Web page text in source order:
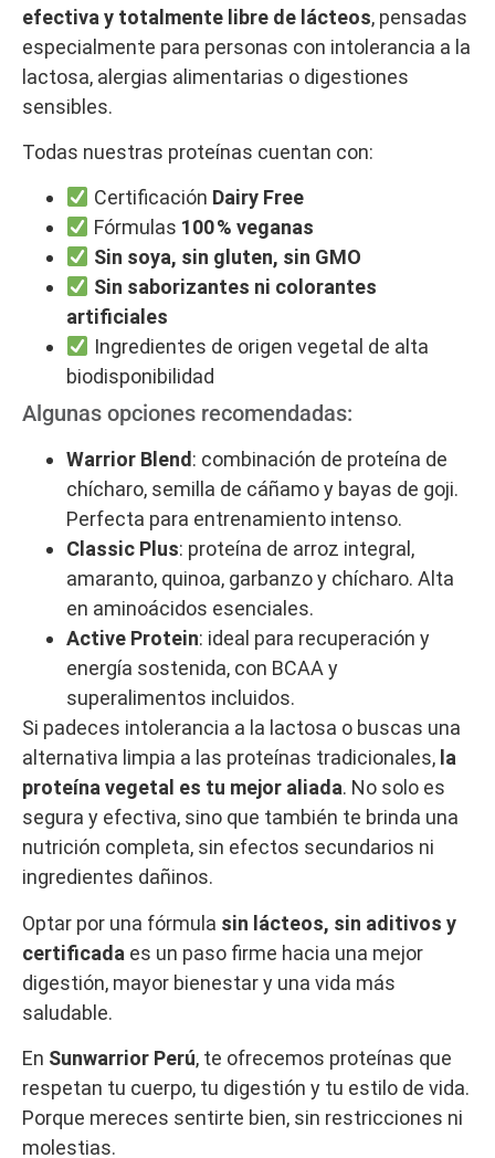
efectiva y totalmente libre de lácteos, pensadas
especialmente para personas con intolerancia a la
lactosa, alergias alimentarias o digestiones
sensibles.
Todas nuestras proteínas cuentan con:
Certificación Dairy Free
Fórmulas 100 % veganas
Sin soya, sin gluten, sin GMO
Sin saborizantes ni colorantes
artificiales
Ingredientes de origen vegetal de alta
biodisponibilidad
Algunas opciones recomendadas:
Warrior Blend: combinación de proteína de
chícharo, semilla de cáñamo y bayas de goji.
Perfecta para entrenamiento intenso.
Classic Plus: proteína de arroz integral,
amaranto, quinoa, garbanzo y chícharo. Alta
en aminoácidos esenciales.
Active Protein: ideal para recuperación y
energía sostenida, con BCAA y
superalimentos incluidos.
Si padeces intolerancia a la lactosa o buscas una
alternativa limpia a las proteínas tradicionales, la
proteína vegetal es tu mejor aliada. No solo es
segura y efectiva, sino que también te brinda una
nutrición completa, sin efectos secundarios ni
ingredientes dañinos.
Optar por una fórmula sin lácteos, sin aditivos y
certificada es un paso firme hacia una mejor
digestión, mayor bienestar y una vida más
saludable.
En Sunwarrior Perú, te ofrecemos proteínas que
respetan tu cuerpo, tu digestión y tu estilo de vida.
Porque mereces sentirte bien, sin restricciones ni
molestias.